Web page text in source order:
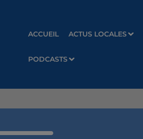
ACCUEIL ACTUS LOCALES
PODCASTS